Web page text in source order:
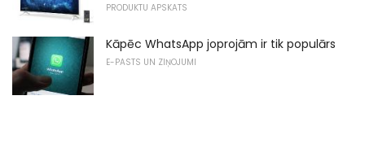
PRODUKTU APSKATS
Kāpēc WhatsApp joprojām ir tik populārs
E-PASTS UN ZIŅOJUMI